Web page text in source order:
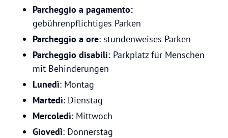
Parcheggio a pagamento:
gebührenpflichtiges Parken
Parcheggio a ore: stundenweises Parken
Parcheggio disabili: Parkplatz für Menschen
mit Behinderungen
Lunedì: Montag
Martedì: Dienstag
Mercoledì: Mittwoch
Giovedì: Donnerstag